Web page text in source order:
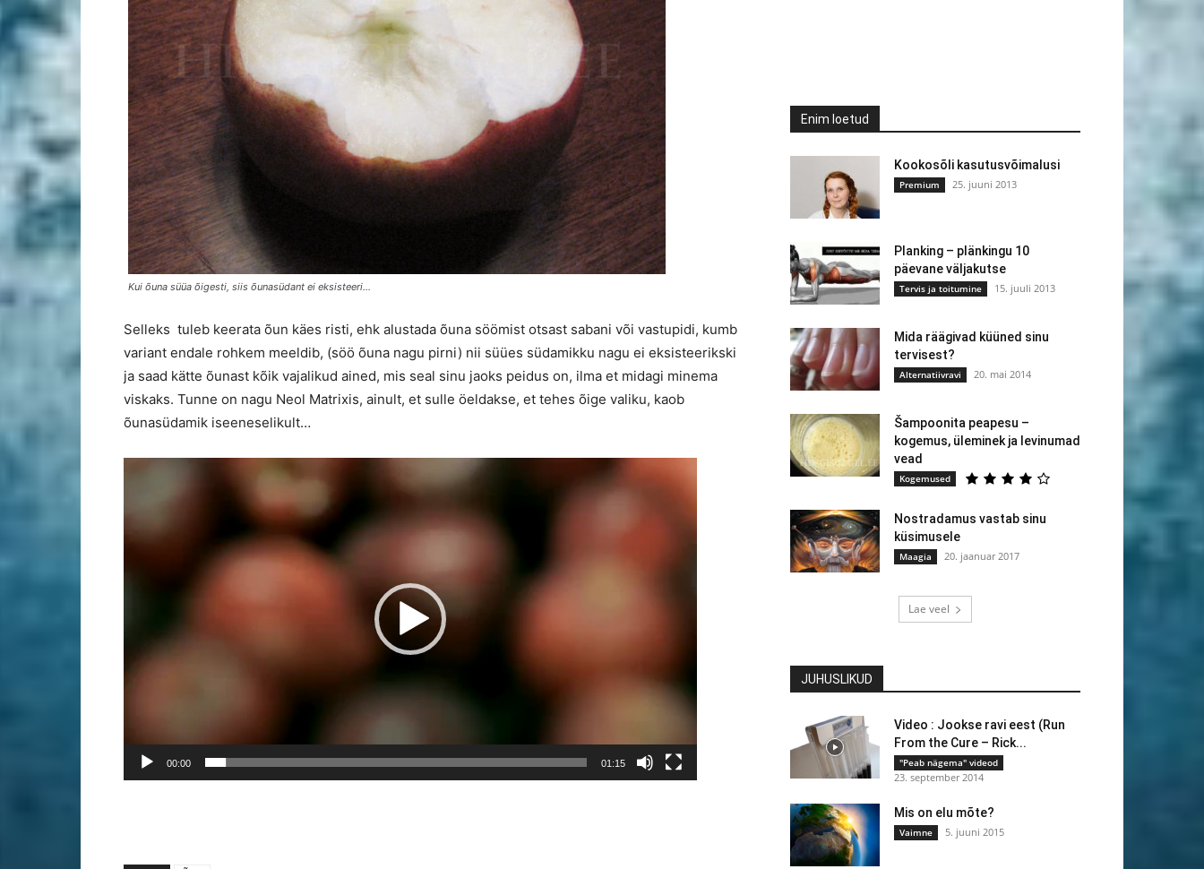
Kui õuna süüa õigesti, siis õunasüdant ei eksisteeri…
Selleks tuleb keerata õun käes risti, ehk alustada õuna söömist otsast sabani või vastupidi, kumb
variant endale rohkem meeldib, (söö õuna nagu pirni) nii süües südamikku nagu ei eksisteerikski
ja saad kätte õunast kõik vajalikud ained, mis seal sinu jaoks peidus on, ilma et midagi minema
viskaks. Tunne on nagu Neol Matrixis, ainult, et sulle öeldakse, et tehes õige valiku, kaob
õunasüdamik iseeneselikult…
00:00 01:15
Enim loetud
Kookosõli kasutusvõimalusi
Premium 25. juuni 2013
Planking – plänkingu 10
päevane väljakutse
Tervis ja toitumine 15. juuli 2013
Mida räägivad küüned sinu
tervisest?
Alternatiivravi 20. mai 2014
Šampoonita peapesu –
kogemus, üleminek ja levinumad
vead
Kogemused
Nostradamus vastab sinu
küsimusele
Maagia 20. jaanuar 2017
Lae veel
JUHUSLIKUD
Video : Jookse ravi eest (Run
From the Cure – Rick...
"Peab nägema" videod
23. september 2014
Mis on elu mõte?
Vaimne 5. juuni 2015